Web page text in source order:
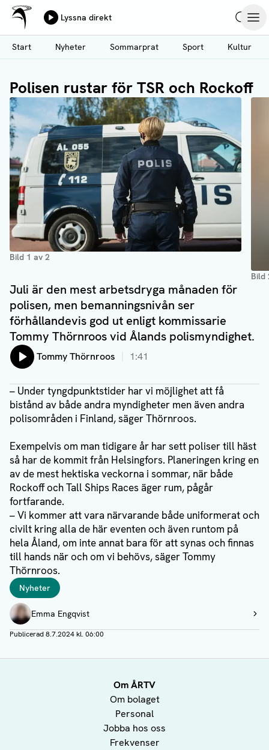
Hoppa
till
huvudinnehåll
Ålands Radio & TV
Lyssna direkt
Start
Nyheter Sommarprat Sport Kultur
Polisen rustar för TSR och Rockoff
Bild 1 av 2
Bild
Juli är den mest arbetsdryga månaden för
polisen, men bemanningsnivån ser
förhållandevis god ut enligt kommissarie
Tommy Thörnroos vid Ålands polismyndighet.
Lyssna på:
Tommy Thörnroos 1:41
– Under tyngdpunktstider har vi möjlighet att få
bistånd av både andra myndigheter men även andra
polisområden i Finland, säger Thörnroos.
Exempelvis om man tidigare år har sett poliser till häst
så har de kommit från Helsingfors. Planeringen kring en
av de mest hektiska veckorna i sommar, när både
Rockoff och Tall Ships Races äger rum, pågår
fortfarande.
– Vi kommer att vara närvarande både uniformerat och
civilt kring alla de här eventen och även runtom på
hela Åland, om inte annat bara för att synas och finnas
till hands när och om vi behövs, säger Tommy
Thörnroos.
Taggar
Nyheter
Författare
Emma Engqvist
Visa profil
Publicerad8.7.2024 kl. 06:00
Om ÅRTV
Om bolaget
Personal
Jobba hos oss
Frekvenser